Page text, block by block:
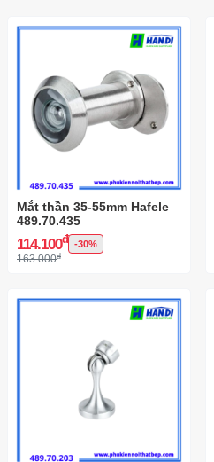
Mắt thần 35-55mm Hafele
489.70.435
114.100đ -30%
163.000đ